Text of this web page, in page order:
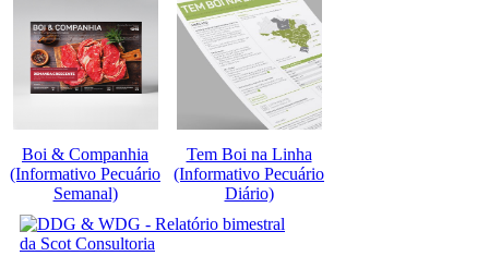
Boi & Companhia
(Informativo Pecuário
Semanal)
Tem Boi na Linha
(Informativo Pecuário
Diário)